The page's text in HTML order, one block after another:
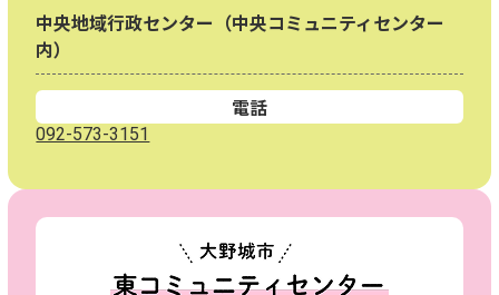
中央地域行政センター（中央コミュニティセンター
内）
電話
092-573-3151